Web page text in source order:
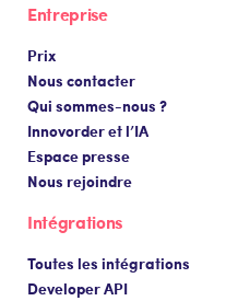
Entreprise
Prix
Nous contacter
Qui sommes-nous ?
Innovorder et l’IA
Espace presse
Nous rejoindre
Intégrations
Toutes les intégrations
Developer API